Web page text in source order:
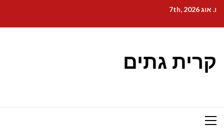
content
ו. אוג 7th, 2026
קרית גתים
Primary